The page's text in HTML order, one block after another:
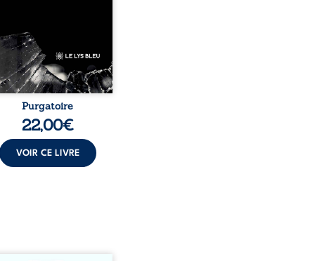
au hasard, comme
inattendue sur
le chemin de la vie. ...
Purgatoire
22,00€
VOIR CE LIVRE